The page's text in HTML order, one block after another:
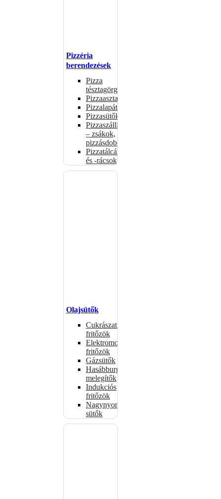
Pizzéria
berendezések
Pizza
tésztagörgők
Pizzaasztalok
Pizzalapátok
Pizzasütők
Pizzaszállítás
– zsákok,
pizzásdobozok
Pizzatálcák
és -rácsok
Olajsütők
Cukrászati
fritőzök
Elektromos
fritőzök
Gázsütők
Hasábburgonya
melegítők
Indukciós
fritőzök
Nagynyomású
sütők